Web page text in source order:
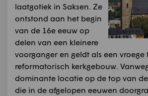
laatgotiek in Saksen. Ze
ontstond aan het begin
van de 16e eeuw op
delen van een kleinere
voorganger en geldt als een vroege
reformatorisch kerkgebouw.
dominante locatie op de top van
die in de afgelopen eeuwen